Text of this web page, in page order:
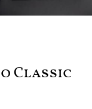
Classic